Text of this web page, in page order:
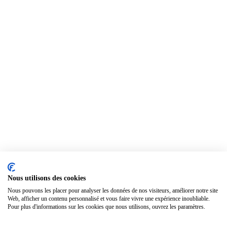
Nous utilisons des cookies
Nous pouvons les placer pour analyser les données de nos visiteurs, améliorer notre site
Web, afficher un contenu personnalisé et vous faire vivre une expérience inoubliable.
Pour plus d'informations sur les cookies que nous utilisons, ouvrez les paramètres.